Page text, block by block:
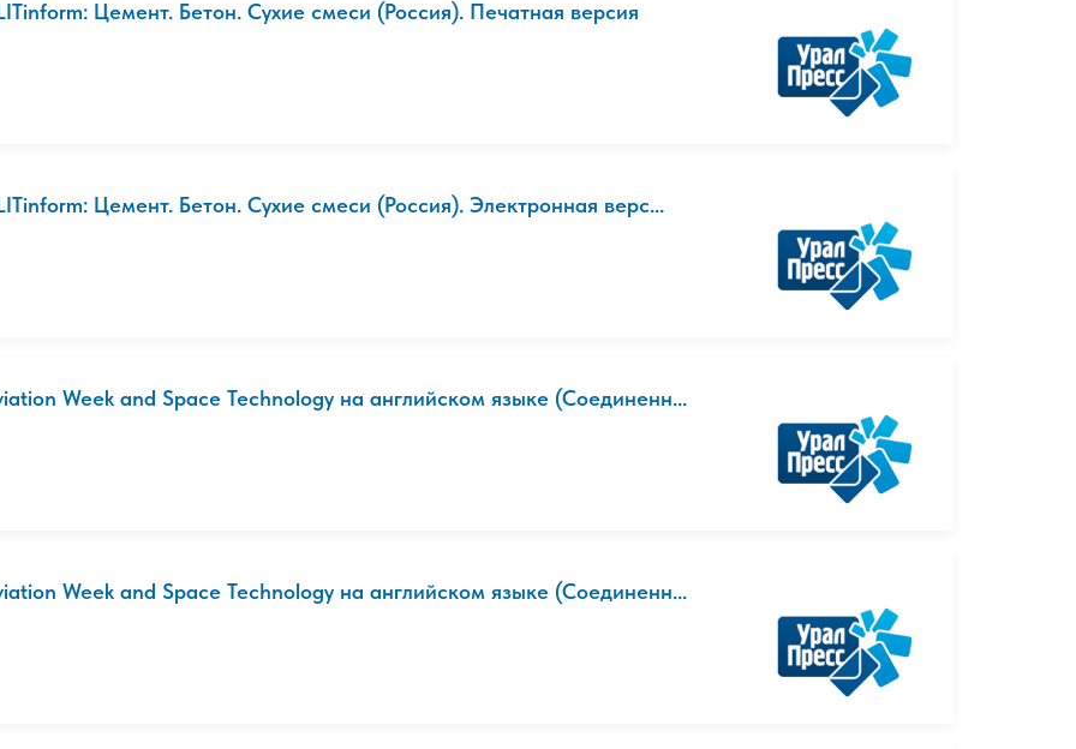
Цемент. Бетон. Сухие смеси (Россия). Печатная версия
Цемент. Бетон. Сухие смеси (Россия). Электронная верс...
Week and Space Technology на английском языке (Соединенн...
Week and Space Technology на английском языке (Соединенн...